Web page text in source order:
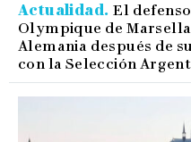
Actualidad
El
Olympique de
Alemania después de
con la Selección